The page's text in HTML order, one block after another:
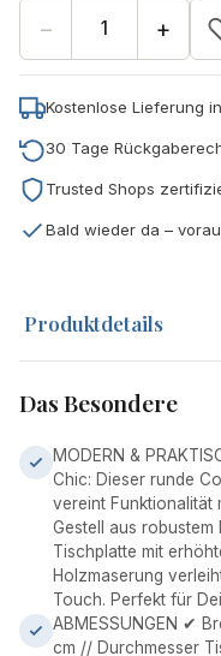
− +
Kostenlose Lieferung
30 Tage
Trusted Shops
Bald wieder da –
Produktdetails
Das Besondere
MODERN &
Chic: Dieser runde
vereint Funktionalität
Gestell aus
Tischplatte mit
Holzmaserung
Touch. Perfekt für
ABMESSUNGEN ✔
cm // Durchmesser